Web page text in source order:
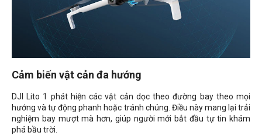
Cảm biến vật cản đa hướng
DJI Lito 1 phát hiện các vật cản dọc theo đường bay theo mọi
hướng và tự động phanh hoặc tránh chúng. Điều này mang lại trải
nghiệm bay mượt mà hơn, giúp người mới bắt đầu tự tin khám
phá bầu trời.